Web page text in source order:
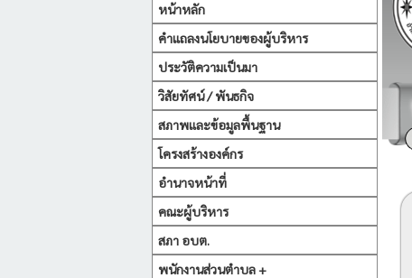
หน้าหลัก
คำแถลงนโยบายของผู้บริหาร
ประวัติความเป็นมา
วิสัยทัศน์ / พันธกิจ
สภาพและข้อมูลพื้นฐาน
โครงสร้างองค์กร
อำนาจหน้าที่
คณะผู้บริหาร
สภา อบต.
พนักงานส่วนตำบล +